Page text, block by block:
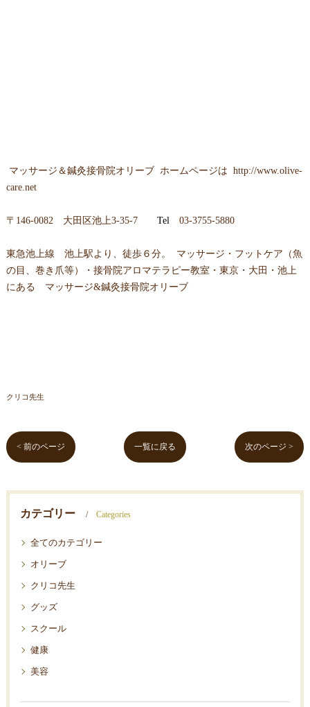
マッサージ＆鍼灸接骨院オリーブ ホームページは http://www.olive-
care.net
〒146-0082 大田区池上3-35-7Tel 03-3755-5880
東急池上線 池上駅より、徒歩６分。 マッサージ・フットケア（魚
の目、巻き爪等）・接骨院アロマテラピー教室・東京・大田・池上
にある マッサージ&鍼灸接骨院オリーブ
クリコ先生
< 前のページ 一覧に戻る 次のページ >
カテゴリー Categories
全てのカテゴリー
オリーブ
クリコ先生
グッズ
スクール
健康
美容